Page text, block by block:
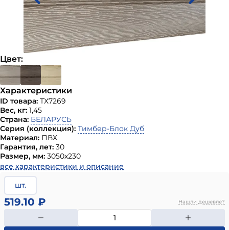
Цвет:
Характеристики
ID товара: ТХ7269
Вес, кг: 1,45
Страна: БЕЛАРУСЬ
Серия (коллекция): Тимбер-Блок Дуб
Материал: ПВХ
Гарантия, лет: 30
Размер, мм: 3050х230
все характеристики и описание
шт.
519.10 ₽ Нашли дешевле?